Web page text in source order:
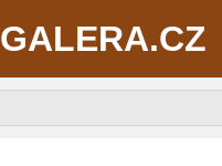
GALERA.CZ